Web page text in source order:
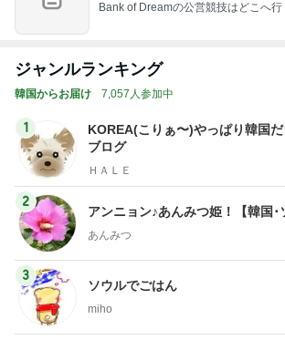
Bank of Dreamの公営競技はどこへ行
ジャンルランキング
韓国からお届け 7,057人参加中
1
KOREA(こりぁ〜)やっぱり韓国
ブログ
ＨＡＬＥ
2
アンニョン♪あんみつ姫！【韓国･
あんみつ
3
ソウルでごはん
miho